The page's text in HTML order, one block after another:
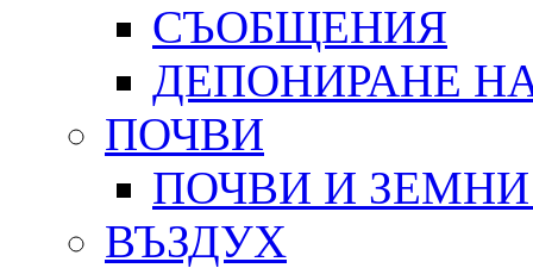
СЪОБЩЕНИЯ
ДЕПОНИРАНЕ
ПОЧВИ
ПОЧВИ И
ВЪЗДУХ